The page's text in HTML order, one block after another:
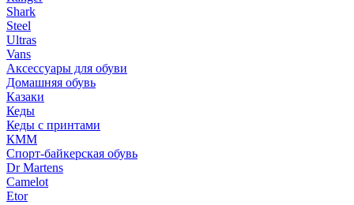
Shark
Steel
Ultras
Vans
Аксессуары для обуви
Домашняя обувь
Казаки
Кеды
Кеды с принтами
КММ
Спорт-байкерская обувь
Dr Martens
Camelot
Etor